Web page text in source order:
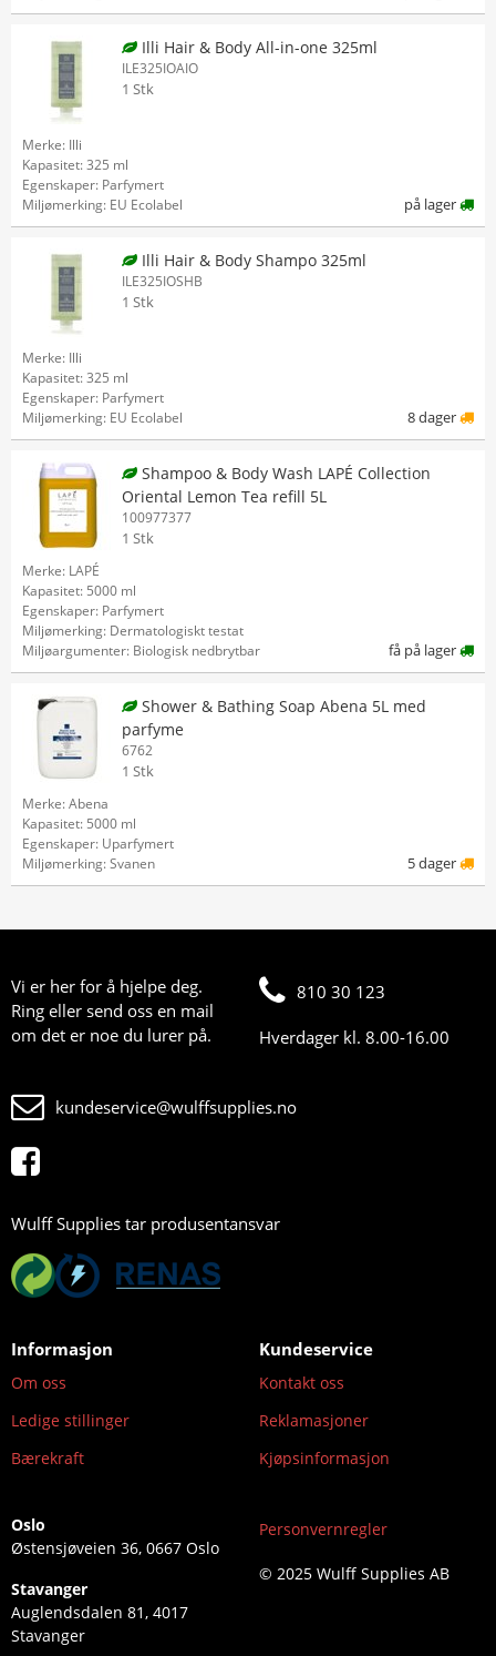
Illi Hair & Body All-in-one 325ml
ILE325IOAIO
1 Stk
Merke: Illi
Kapasitet: 325 ml
Egenskaper: Parfymert
Miljømerking: EU Ecolabel
på lager
Illi Hair & Body Shampo 325ml
ILE325IOSHB
1 Stk
Merke: Illi
Kapasitet: 325 ml
Egenskaper: Parfymert
Miljømerking: EU Ecolabel
8 dager
Shampoo & Body Wash LAPÉ Collection
Oriental Lemon Tea refill 5L
100977377
1 Stk
Merke: LAPÉ
Kapasitet: 5000 ml
Egenskaper: Parfymert
Miljømerking: Dermatologiskt testat
Miljøargumenter: Biologisk nedbrytbar
få på lager
Shower & Bathing Soap Abena 5L med
parfyme
6762
1 Stk
Merke: Abena
Kapasitet: 5000 ml
Egenskaper: Uparfymert
Miljømerking: Svanen
5 dager
Vi er her for å hjelpe deg.
Ring eller send oss en mail
om det er noe du lurer på.
810 30 123
Hverdager kl. 8.00-16.00
kundeservice@wulffsupplies.no
Wulff Supplies tar produsentansvar
Informasjon
Om oss
Ledige stillinger
Bærekraft
Kundeservice
Kontakt oss
Reklamasjoner
Kjøpsinformasjon
Oslo
Østensjøveien 36, 0667 Oslo
Stavanger
Auglendsdalen 81, 4017
Stavanger
Personvernregler
© 2025 Wulff Supplies AB